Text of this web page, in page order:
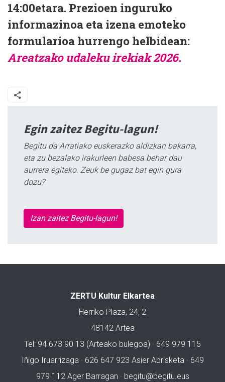
14:00etara. Prezioen inguruko
informazinoa eta izena emoteko
formularioa hurrengo helbidean:
Areatzako udaleku irekiak 2026.
Egin zaitez Begitu-lagun!
Begitu da Arratiako euskerazko aldizkari bakarra,
eta zu bezalako irakurleen babesa behar dau
aurrera egiteko. Zeuk be gugaz bat egin gura
dozu?
Izan zaitez Begitu-lagun!
ZERTU Kultur Elkartea
Herriko Plaza, 24, 2
48142 Artea
Tel: 94 673 90 13 (Arteako bulegoa) · 649 979 115
Iñigo Iruarrizaga · 626 647 923 Asier Abrisketa · 649
979 112 Ager Barragan · begitu@begitu.eus